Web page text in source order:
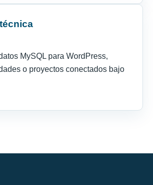
MySQL para WordPress,
o proyectos conectados bajo